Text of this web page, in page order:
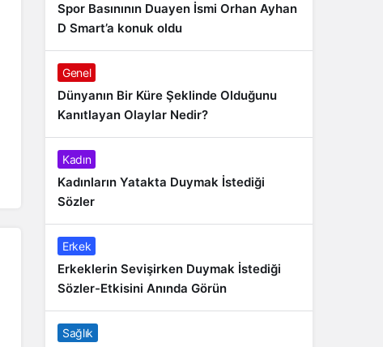
Spor Basınının Duayen İsmi Orhan Ayhan
D Smart’a konuk oldu
Genel
Dünyanın Bir Küre Şeklinde Olduğunu
Kanıtlayan Olaylar Nedir?
Kadın
Kadınların Yatakta Duymak İstediği
Sözler
Erkek
Erkeklerin Sevişirken Duymak İstediği
Sözler-Etkisini Anında Görün
Sağlık